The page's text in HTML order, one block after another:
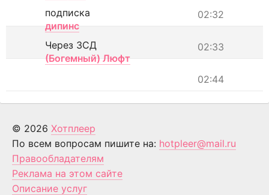
02:32
подписка
дипинс
02:33
Через ЗСД
(Богемный) Люфт
02:44
© 2026 Хотплеер
По всем вопросам пишите на: hotpleer@mail.ru
Правообладателям
Реклама на этом сайте
Описание услуг